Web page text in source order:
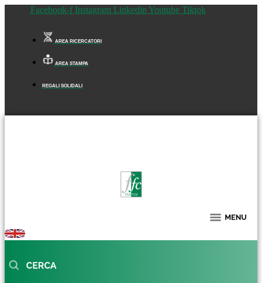
Facebook-f Instagram Linkedin Youtube Tiktok
AREA RICERCATORI
AREA STAMPA
REGALI SOLIDALI